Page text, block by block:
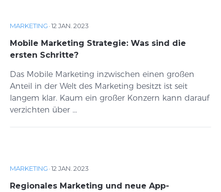
MARKETING ·12 JAN. 2023
Mobile Marketing Strategie: Was sind die
ersten Schritte?
Das Mobile Marketing inzwischen einen großen
Anteil in der Welt des Marketing besitzt ist seit
langem klar. Kaum ein großer Konzern kann darauf
verzichten über ...
MARKETING ·12 JAN. 2023
Regionales Marketing und neue App-